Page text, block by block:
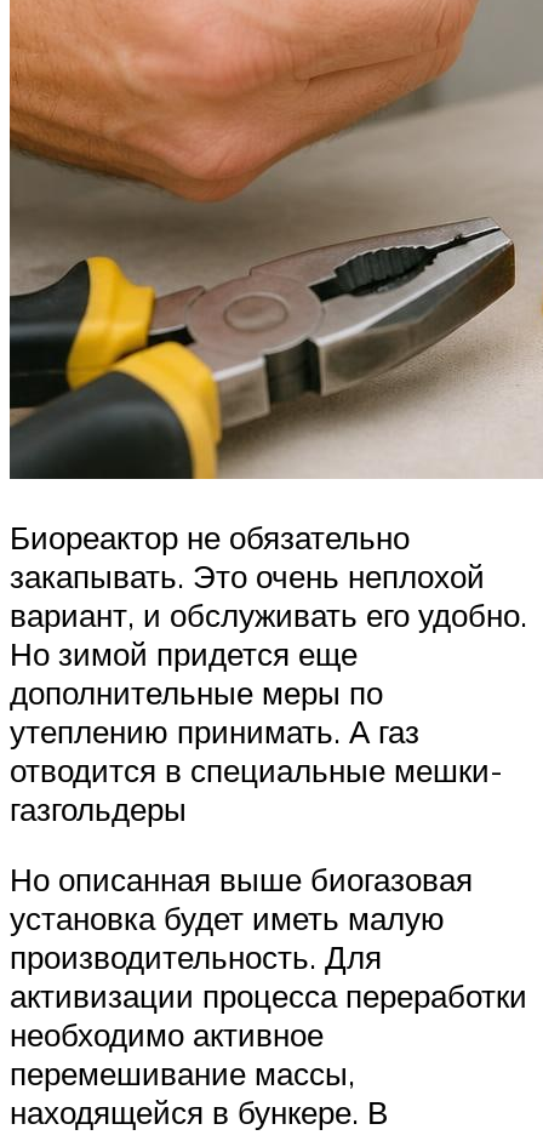
Биореактор не обязательно
закапывать. Это очень неплохой
вариант, и обслуживать его удобно.
Но зимой придется еще
дополнительные меры по
утеплению принимать. А газ
отводится в специальные мешки-
газгольдеры
Но описанная выше биогазовая
установка будет иметь малую
производительность. Для
активизации процесса переработки
необходимо активное
перемешивание массы,
находящейся в бункере. В